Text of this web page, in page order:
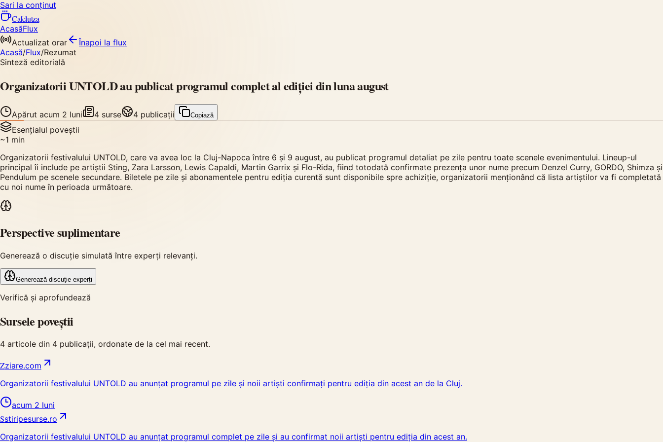
Sari la conținut
Cafelutza
AcasăFlux
Actualizat orar
Înapoi la flux
Acasă/Flux/Rezumat
Sinteză editorială
Organizatorii UNTOLD au publicat programul complet al ediției din luna august
Apărut acum 2 luni 4 surse 4 publicații Copiază
Esențialul poveștii
~1 min
Organizatorii festivalului UNTOLD, care va avea loc la Cluj-Napoca între 6 și 9 august, au publicat programul detaliat pe zile pentru toate scenele evenimentului. Lineup-ul
principal îi include pe artiștii Sting, Zara Larsson, Lewis Capaldi, Martin Garrix și Flo-Rida, fiind totodată confirmate prezența unor nume precum Denzel Curry, GORDO, Shimza și
Pendulum pe scenele secundare. Biletele pe zile și abonamentele pentru ediția curentă sunt disponibile spre achiziție, organizatorii menționând că lista artiștilor va fi completată
cu noi nume în perioada următoare.
Perspective suplimentare
Generează o discuție simulată între experți relevanți.
Generează discuție experți
Verifică și aprofundează
Sursele poveștii
4 articole din 4 publicații, ordonate de la cel mai recent.
Zziare.com
Organizatorii festivalului UNTOLD au anunțat programul pe zile și noii artiști confirmați pentru ediția din acest an de la Cluj.
acum 2 luni
Sstiripesurse.ro
Organizatorii festivalului UNTOLD au anunțat programul complet pe zile și au confirmat noii artiști pentru ediția din acest an.